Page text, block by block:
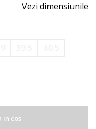
Vezi dimensiunile
in cos